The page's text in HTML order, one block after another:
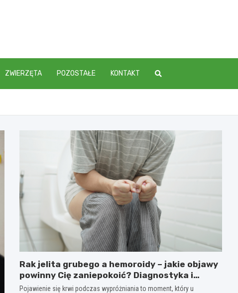
ZWIERZĘTA POZOSTAŁE KONTAKT
Rak jelita grubego a hemoroidy – jakie objawy
powinny Cię zaniepokoić? Diagnostyka i
różnice
Pojawienie się krwi podczas wypróżniania to moment, który u